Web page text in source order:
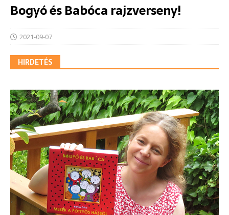
Bogyó és Babóca rajzverseny!
2021-09-07
HIRDETÉS